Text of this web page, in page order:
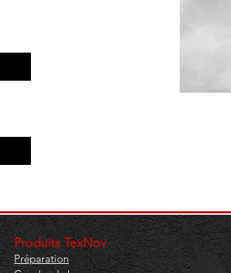
Produits TexNov
Préparation